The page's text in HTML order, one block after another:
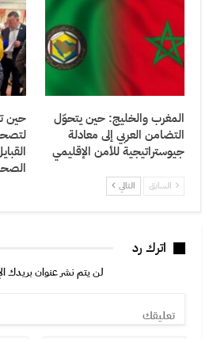
المغرب والخليج: حين يتحوّل
التضامن العربي إلى معادلة
جيوستراتيجية للأمن الإقليمي
حين
السابق التالي
اترك رد
لن يتم نشر عنوان بريدك